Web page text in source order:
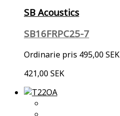
SB Acoustics
SB16FRPC25-7
Ordinarie pris 495,00 SEK
421,00 SEK